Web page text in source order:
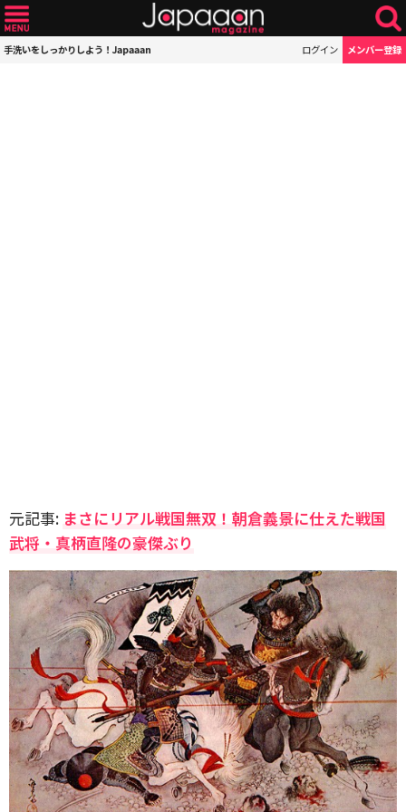
手洗いをしっかりしよう！Japaaan ログイン メンバー登録
元記事: まさにリアル戦国無双！朝倉義景に仕えた戦国
武将・真柄直隆の豪傑ぶり